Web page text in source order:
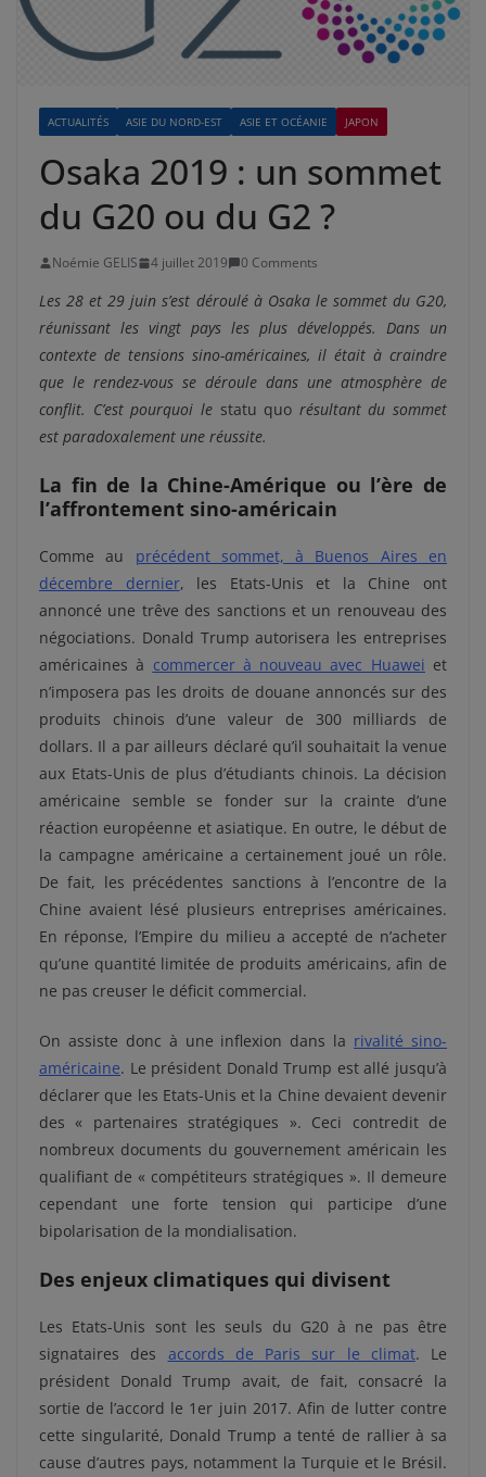
ACTUALITÉS ASIE DU NORD-EST ASIE ET OCÉANIE JAPON
Osaka 2019 : un sommet
du G20 ou du G2 ?
Noémie GELIS 4 juillet 2019 0 Comments
Les 28 et 29 juin s’est déroulé à Osaka le sommet du G20,
réunissant les vingt pays les plus développés. Dans un
contexte de tensions sino-américaines, il était à craindre
que le rendez-vous se déroule dans une atmosphère de
conflit. C’est pourquoi le statu quo résultant du sommet
est paradoxalement une réussite.
La fin de la Chine-Amérique ou l’ère de
l’affrontement sino-américain
Comme au précédent sommet, à Buenos Aires en
décembre dernier, les Etats-Unis et la Chine ont
annoncé une trêve des sanctions et un renouveau des
négociations. Donald Trump autorisera les entreprises
américaines à commercer à nouveau avec Huawei et
n’imposera pas les droits de douane annoncés sur des
produits chinois d’une valeur de 300 milliards de
dollars. Il a par ailleurs déclaré qu’il souhaitait la venue
aux Etats-Unis de plus d’étudiants chinois. La décision
américaine semble se fonder sur la crainte d’une
réaction européenne et asiatique. En outre, le début de
la campagne américaine a certainement joué un rôle.
De fait, les précédentes sanctions à l’encontre de la
Chine avaient lésé plusieurs entreprises américaines.
En réponse, l’Empire du milieu a accepté de n’acheter
qu’une quantité limitée de produits américains, afin de
ne pas creuser le déficit commercial.
On assiste donc à une inflexion dans la rivalité sino-
américaine. Le président Donald Trump est allé jusqu’à
déclarer que les Etats-Unis et la Chine devaient devenir
des « partenaires stratégiques ». Ceci contredit de
nombreux documents du gouvernement américain les
qualifiant de « compétiteurs stratégiques ». Il demeure
cependant une forte tension qui participe d’une
bipolarisation de la mondialisation.
Des enjeux climatiques qui divisent
Les Etats-Unis sont les seuls du G20 à ne pas être
signataires des accords de Paris sur le climat. Le
président Donald Trump avait, de fait, consacré la
sortie de l’accord le 1er juin 2017. Afin de lutter contre
cette singularité, Donald Trump a tenté de rallier à sa
cause d’autres pays, notamment la Turquie et le Brésil.